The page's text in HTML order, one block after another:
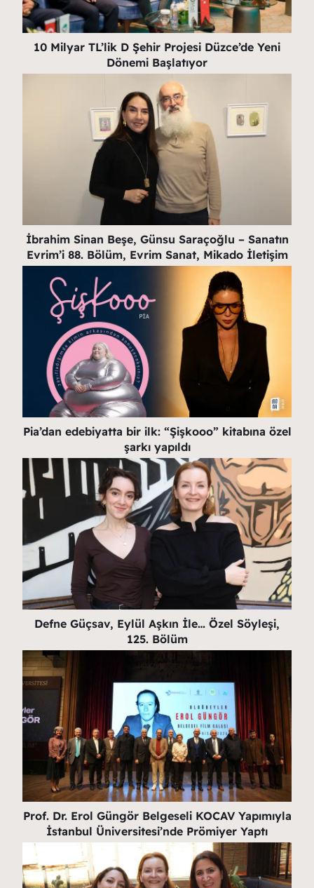
10 Milyar TL’lik D Şehir Projesi Düzce’de Yeni
Dönemi Başlatıyor
İbrahim Sinan Beşe, Günsu Saraçoğlu – Sanatın
Evrim’i 88. Bölüm, Evrim Sanat, Mikado İletişim
Pia’dan edebiyatta bir ilk: “Şişkooo” kitabına özel
şarkı yapıldı
Defne Güçsav, Eylül Aşkın İle… Özel Söyleşi,
125. Bölüm
Prof. Dr. Erol Güngör Belgeseli KOCAV Yapımıyla
İstanbul Üniversitesi’nde Prömiyer Yaptı